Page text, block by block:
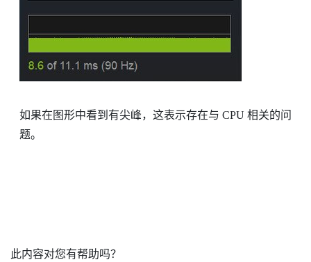
如果在图形中看到有尖峰，这表示存在与 CPU 相关的问
题。
此内容对您有帮助吗？